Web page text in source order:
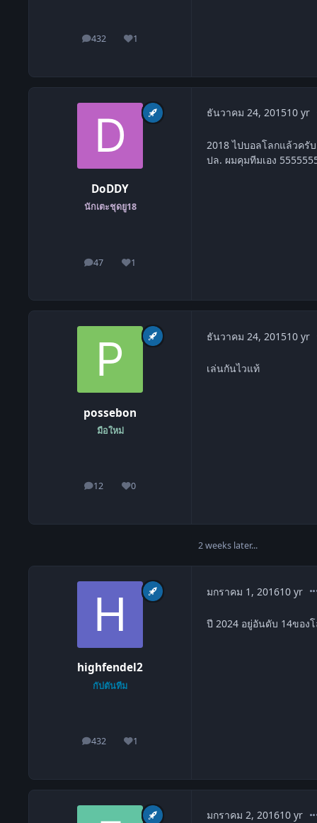
432
โพสต์ 1
ชื่อเสียง
DoDDY
นักเตะชุดยู18
47
โพสต์ 1
ชื่อเสียง
ธันวาคม 24, 201510 yr
2018 ไปบอลโลกแล้วครับ
ปล. ผมคุมทีมเอง
possebon
มือใหม่
12
โพสต์ 0
ชื่อเสียง
ธันวาคม 24, 201510 yr
เล่นกันไวแท้
2 weeks later...
highfendel2
กัปตันทีม
432
โพสต์ 1
ชื่อเสียง
มกราคม 1, 201610 yr
ปี 2024 อยู่อันดับ 14ของ
มกราคม 2, 201610 yr